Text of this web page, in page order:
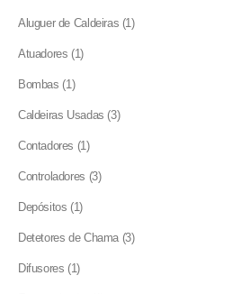
Aluguer de Caldeiras 11
Atuadores 11
Bombas 11
Caldeiras Usadas 33
Contadores 11
Controladores 33
Depósitos 11
Detetores de Chama 33
Difusores 11